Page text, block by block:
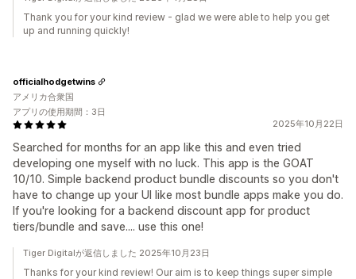
Thank you for your kind review - glad we were able to help you get
up and running quickly!
2025年10月22日
Searched for months for an app like this and even tried
developing one myself with no luck. This app is the GOAT
10/10. Simple backend product bundle discounts so you don't
have to change up your UI like most bundle apps make you do.
If you're looking for a backend discount app for product
tiers/bundle and save.... use this one!
officialhodgetwins
アメリカ合衆国
アプリの使用期間：3日
Tiger Digitalが返信しました 2025年10月23日
Thanks for your kind review! Our aim is to keep things super simple